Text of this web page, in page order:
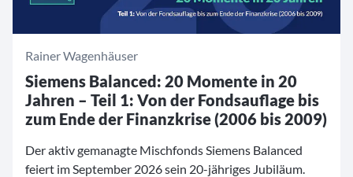
Rainer Wagenhäuser
Siemens Balanced: 20 Momente in 20
Jahren – Teil 1: Von der Fondsauflage bis
zum Ende der Finanzkrise (2006 bis 2009)
Der aktiv gemanagte Mischfonds Siemens Balanced
feiert im September 2026 sein 20-jähriges Jubiläum.